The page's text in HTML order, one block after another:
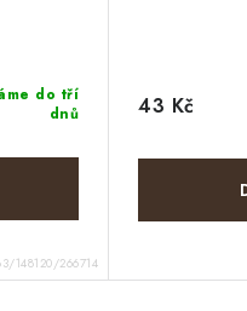
do tří
dnů
148120/266714
43 Kč